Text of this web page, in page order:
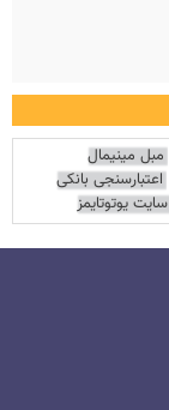
مبل مینیمال
اعتبارسنجی بانکی
سایت یوتوتایمز